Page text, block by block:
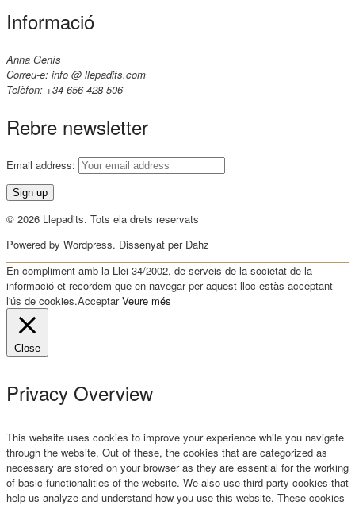
Informació
Anna Genís
Correu-e: info @ llepadits.com
Telèfon: +34 656 428 506
Rebre newsletter
Email address:
© 2026 Llepadits. Tots ela drets reservats
Powered by Wordpress. Dissenyat per Dahz
En compliment amb la Llei 34/2002, de serveis de la societat de la
informació et recordem que en navegar per aquest lloc estàs acceptant
l'ús de cookies.Acceptar Veure més
Close
Privacy Overview
This website uses cookies to improve your experience while you navigate
through the website. Out of these, the cookies that are categorized as
necessary are stored on your browser as they are essential for the working
of basic functionalities of the website. We also use third-party cookies that
help us analyze and understand how you use this website. These cookies